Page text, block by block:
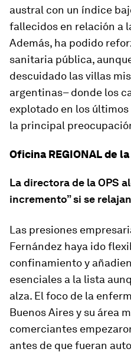
austral con un índice
fallecidos en relación a
Además, ha podido
sanitaria pública,
descuidado las villas
argentinas– donde los
explotado en los
la principal
Oficina REGIONAL de la
La directora de la OPS
incremento” si se
Las presiones
Fernández haya ido
confinamiento y
esenciales a la lista
alza. El foco de la
Buenos Aires y su área
comerciantes
antes de que fueran